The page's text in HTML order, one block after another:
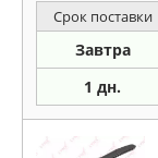
Срок поставки
Завтра
1 дн.